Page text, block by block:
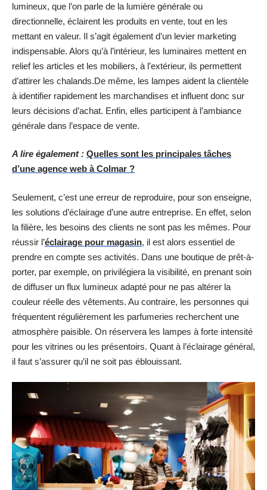
lumineux, que l’on parle de la lumière générale ou
directionnelle, éclairent les produits en vente, tout en les
mettant en valeur. Il s’agit également d’un levier marketing
indispensable. Alors qu’à l’intérieur, les luminaires mettent en
relief les articles et les mobiliers, à l’extérieur, ils permettent
d’attirer les chalands.De même, les lampes aident la clientèle
à identifier rapidement les marchandises et influent donc sur
leurs décisions d’achat. Enfin, elles participent à l’ambiance
générale dans l’espace de vente.
A lire également : Quelles sont les principales tâches
d’une agence web à Colmar ?
Seulement, c’est une erreur de reproduire, pour son enseigne,
les solutions d’éclairage d’une autre entreprise. En effet, selon
la filière, les besoins des clients ne sont pas les mêmes. Pour
réussir l’éclairage pour magasin, il est alors essentiel de
prendre en compte ses activités. Dans une boutique de prêt-à-
porter, par exemple, on privilégiera la visibilité, en prenant soin
de diffuser un flux lumineux adapté pour ne pas altérer la
couleur réelle des vêtements. Au contraire, les personnes qui
fréquentent régulièrement les parfumeries recherchent une
atmosphère paisible. On réservera les lampes à forte intensité
pour les vitrines ou les présentoirs. Quant à l’éclairage général,
il faut s’assurer qu’il ne soit pas éblouissant.